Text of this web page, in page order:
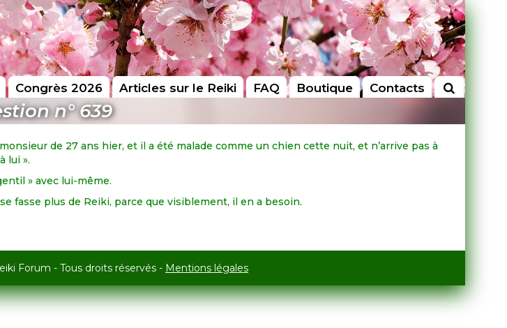
Congrès 2026 Articles sur le Reiki FAQ Boutique Contacts
n° 639
de 27 ans hier, et il a été malade comme un chien cette nuit, et n’arrive pas à
lui ».
» avec lui-même.
fasse plus de Reiki, parce que visiblement, il en a besoin.
Forum - Tous droits réservés - Mentions légales